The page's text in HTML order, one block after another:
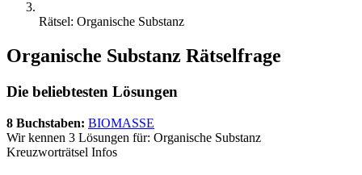
Rätsel: Organische Substanz
Organische Substanz Rätselfrage
Die beliebtesten Lösungen
8 Buchstaben: BIOMASSE
Wir kennen 3 Lösungen für: Organische Substanz
Kreuzworträtsel Infos